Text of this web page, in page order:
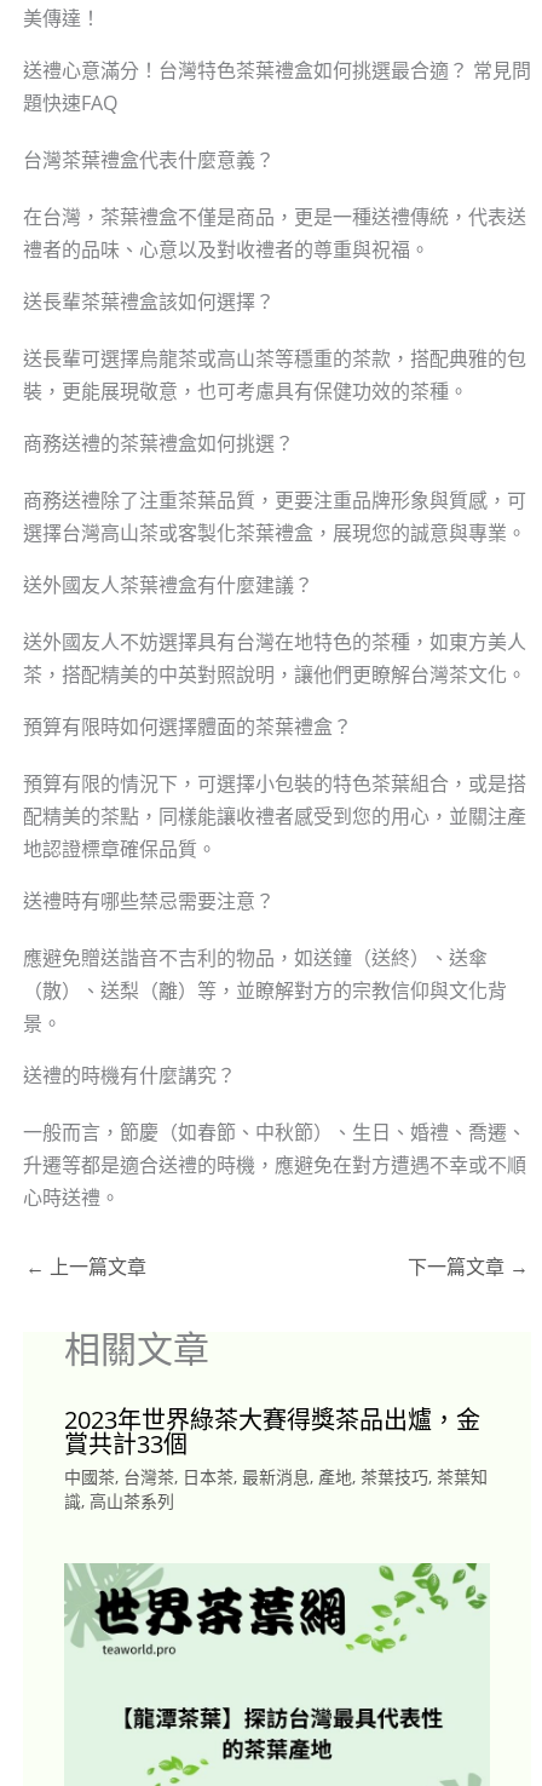
美傳達！
送禮心意滿分！台灣特色茶葉禮盒如何挑選最合適？ 常見問
題快速FAQ
台灣茶葉禮盒代表什麼意義？
在台灣，茶葉禮盒不僅是商品，更是一種送禮傳統，代表送
禮者的品味、心意以及對收禮者的尊重與祝福。
送長輩茶葉禮盒該如何選擇？
送長輩可選擇烏龍茶或高山茶等穩重的茶款，搭配典雅的包
裝，更能展現敬意，也可考慮具有保健功效的茶種。
商務送禮的茶葉禮盒如何挑選？
商務送禮除了注重茶葉品質，更要注重品牌形象與質感，可
選擇台灣高山茶或客製化茶葉禮盒，展現您的誠意與專業。
送外國友人茶葉禮盒有什麼建議？
送外國友人不妨選擇具有台灣在地特色的茶種，如東方美人
茶，搭配精美的中英對照說明，讓他們更瞭解台灣茶文化。
預算有限時如何選擇體面的茶葉禮盒？
預算有限的情況下，可選擇小包裝的特色茶葉組合，或是搭
配精美的茶點，同樣能讓收禮者感受到您的用心，並關注產
地認證標章確保品質。
送禮時有哪些禁忌需要注意？
應避免贈送諧音不吉利的物品，如送鐘（送終）、送傘
（散）、送梨（離）等，並瞭解對方的宗教信仰與文化背
景。
送禮的時機有什麼講究？
一般而言，節慶（如春節、中秋節）、生日、婚禮、喬遷、
升遷等都是適合送禮的時機，應避免在對方遭遇不幸或不順
心時送禮。
← 上一篇文章 下一篇文章 →
相關文章
2023年世界綠茶大賽得獎茶品出爐，金
賞共計33個
中國茶, 台灣茶, 日本茶, 最新消息, 產地, 茶葉技巧, 茶葉知
識, 高山茶系列